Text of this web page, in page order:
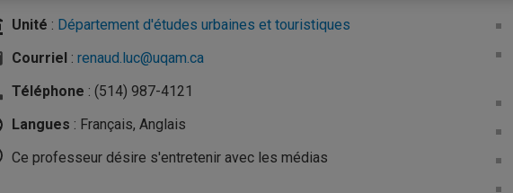
Unité : Département d'études urbaines et touristiques
Courriel: renaud.luc@uqam.ca
Téléphone : (514) 987-4121
Langues : Français, Anglais
Ce professeur désire s'entretenir avec les médias